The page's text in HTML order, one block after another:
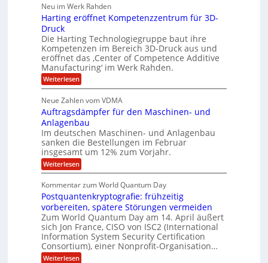
r
h
l
t
6
5
M
i
l
l
i
o
n
e
U
S
-
D
o
l
l
e
s
n
g
i
n
e
r
i
n
g
f
ü
r
E
M
E
A
u
n
d
r
i
e
r
s
i
o
n
3
.
2
p
ü
b
r
n
i
m
m
t
A
p
s
o
l
u
t
o
m
S
a
u
e
r
e
s
i
w
i
r
d
C
h
e
f
C
u
s
t
o
m
e
r
Neu im Werk Rahden
Harting eröffnet Kompetenzzentrum für 3D-
Druck
Die Harting Technologiegruppe baut ihre
Kompetenzen im Bereich 3D-Druck aus und
eröffnet das ‚Center of Competence Additive
Manufacturing‘ im Werk Rahden.
Weiterlesen:
H
r
t
i
n
g
e
r
ö
f
n
e
t
K
o
m
p
e
t
Neue Zahlen vom VDMA
Auftragsdämpfer für den Maschinen- und
Anlagenbau
Im deutschen Maschinen- und Anlagenbau
sanken die Bestellungen im Februar
insgesamt um 12% zum Vorjahr.
Weiterlesen:
A
f
t
r
a
g
s
d
ä
m
Kommentar zum World Quantum Day
Postquantenkryptografie: frühzeitig
vorbereiten, spätere Störungen vermeiden
Zum World Quantum Day am 14. April äußert
sich Jon France, CISO von ISC2 (International
Information System Security Certification
Consortium), einer Nonprofit-Organisation…
Weiterlesen: